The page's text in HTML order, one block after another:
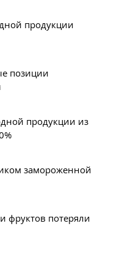
продукции
позиции
продукции из
замороженной
фруктов потеряли